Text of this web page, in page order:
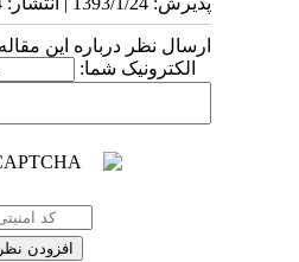
ارسال نظر درباره این
الکترونیک شما: